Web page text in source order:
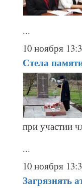
...
10 ноября
Стела
при участии
...
10 ноября
Загрязнять